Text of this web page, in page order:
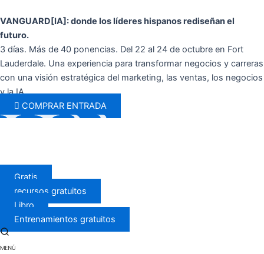
al
contenido
VANGUARD[IA]: donde los líderes hispanos rediseñan el
futuro.
3 días. Más de 40 ponencias. Del 22 al 24 de octubre en Fort
Lauderdale. Una experiencia para transformar negocios y carreras
con una visión estratégica del marketing, las ventas, los negocios
y la IA.
COMPRAR ENTRADA
Gratis
recursos gratuitos
Libro
Entrenamientos gratuitos